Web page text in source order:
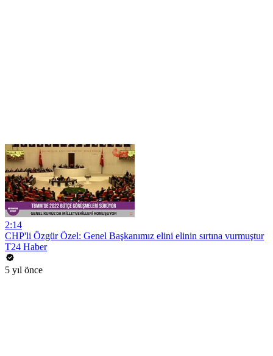
2:14
CHP'li Özgür Özel: Genel Başkanımız elini elinin sırtına vurmuştur
T24 Haber
5 yıl önce